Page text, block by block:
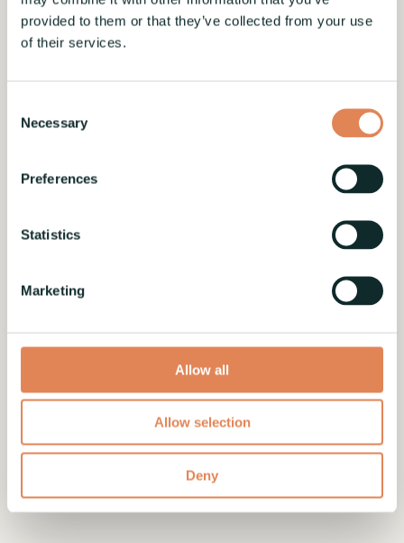
provided to them or that they’ve collected from your use
of their services.
Selection
Necessary
Preferences
Statistics
Marketing
Allow all
Allow selection
Deny
koko tilauksia. Käyttäjäystävällinen ja intuitiivinen
käyttöliittymä varmistaa helpon käytön.
Perinteistä manuaalista ohjelmointia tuetaan, ja
Lue lisää